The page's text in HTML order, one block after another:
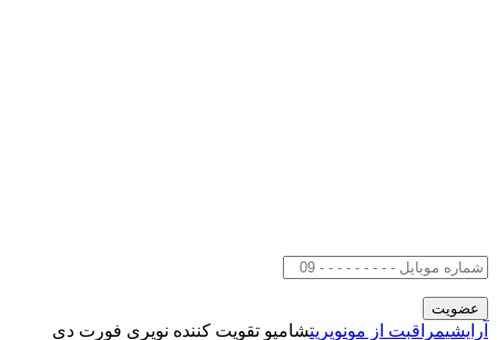
آرایشیمراقبت از مونوپریتشامپو تقویت کننده نوپری فورت دی